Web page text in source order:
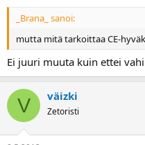
_Brana_ sanoi:
mutta mitä tarkoittaa CE-
Ei juuri muuta kuin ettei
V väizki
Zetoristi